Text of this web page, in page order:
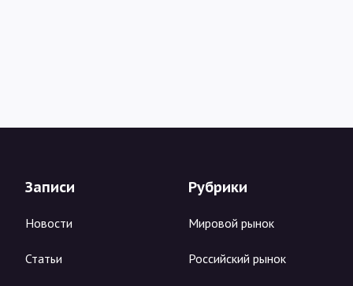
Записи
Новости
Статьи
Рубрики
Мировой рынок
Российский рынок